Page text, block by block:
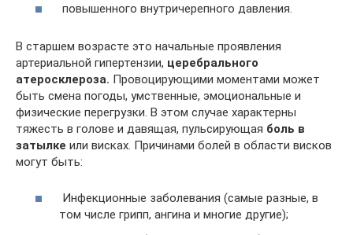
повышенного внутричерепного давления.
В старшем возрасте это начальные проявления
артериальной гипертензии, церебрального
атеросклероза. Провоцирующими моментами может
быть смена погоды, умственные, эмоциональные и
физические перегрузки. В этом случае характерны
тяжесть в голове и давящая, пульсирующая боль в
затылке или висках. Причинами болей в области висков
могут быть:
Инфекционные заболевания (самые разные, в
том числе грипп, ангина и многие другие);